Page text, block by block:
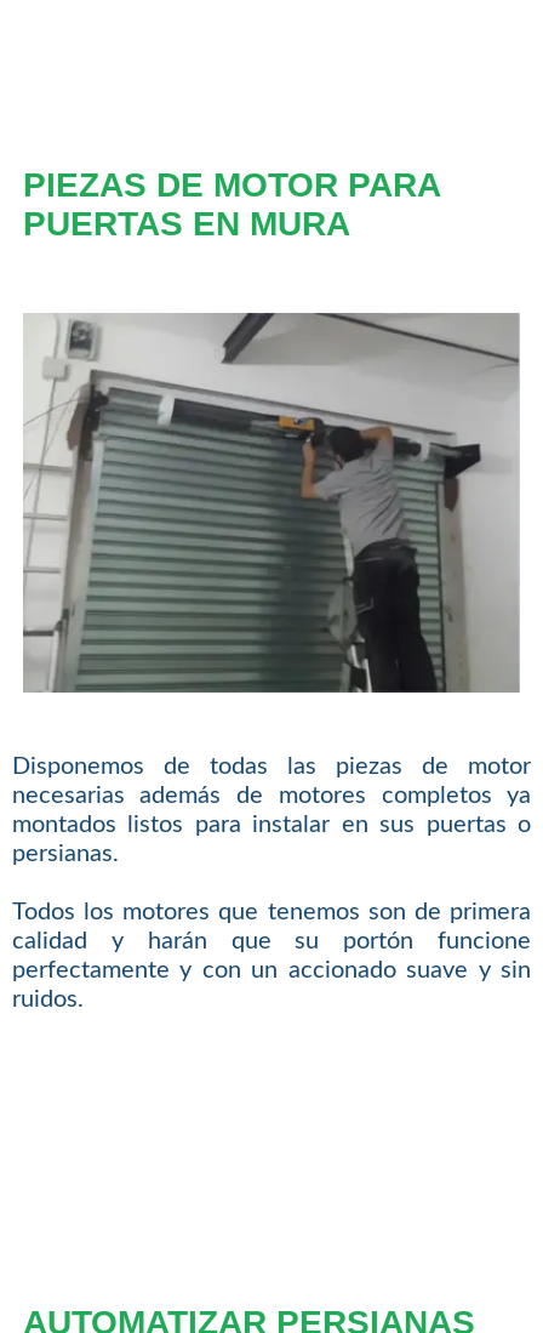
PIEZAS DE MOTOR PARA
PUERTAS EN MURA
Disponemos de todas las piezas de motor
necesarias además de motores completos ya
montados listos para instalar en sus puertas o
persianas.
Todos los motores que tenemos son de primera
calidad y harán que su portón funcione
perfectamente y con un accionado suave y sin
ruidos.
AUTOMATIZAR PERSIANAS